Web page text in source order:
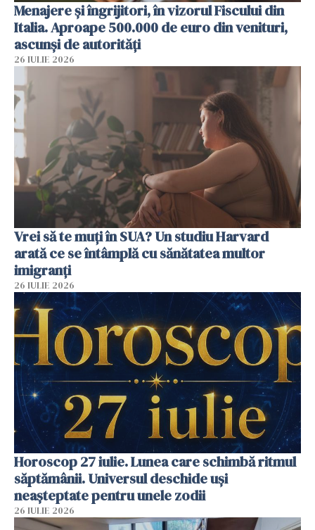
Menajere și îngrijitori, în vizorul Fiscului din
Italia. Aproape 500.000 de euro din venituri,
ascunși de autorități
26 IULIE 2026
Vrei să te muți în SUA? Un studiu Harvard
arată ce se întâmplă cu sănătatea multor
imigranți
26 IULIE 2026
Horoscop 27 iulie. Lunea care schimbă ritmul
săptămânii. Universul deschide uși
neașteptate pentru unele zodii
26 IULIE 2026